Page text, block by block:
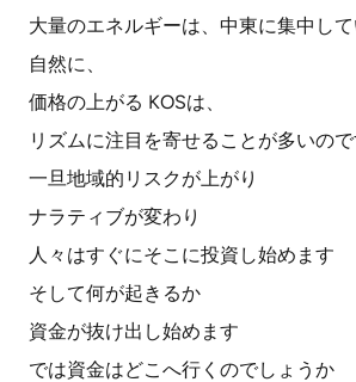
大量のエネルギーは、中東に集中して
自然に、
価格の上がる KOSは、
リズムに注目を寄せることが多いの
一旦地域的リスクが上がり
ナラティブが変わり
人々はすぐにそこに投資し始めます
そして何が起きるか
資金が抜け出し始めます
では資金はどこへ行くのでしょうか